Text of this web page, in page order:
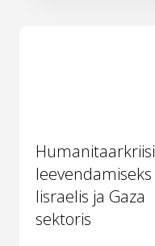
Humanitaarkriisi
leevendamiseks
Iisraelis ja Gaza
sektoris